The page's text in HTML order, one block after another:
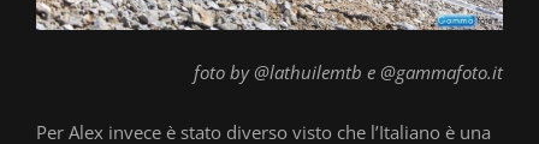
foto by @lathuilemtb e @gammafoto.it
Per Alex invece è stato diverso visto che l’Italiano è una